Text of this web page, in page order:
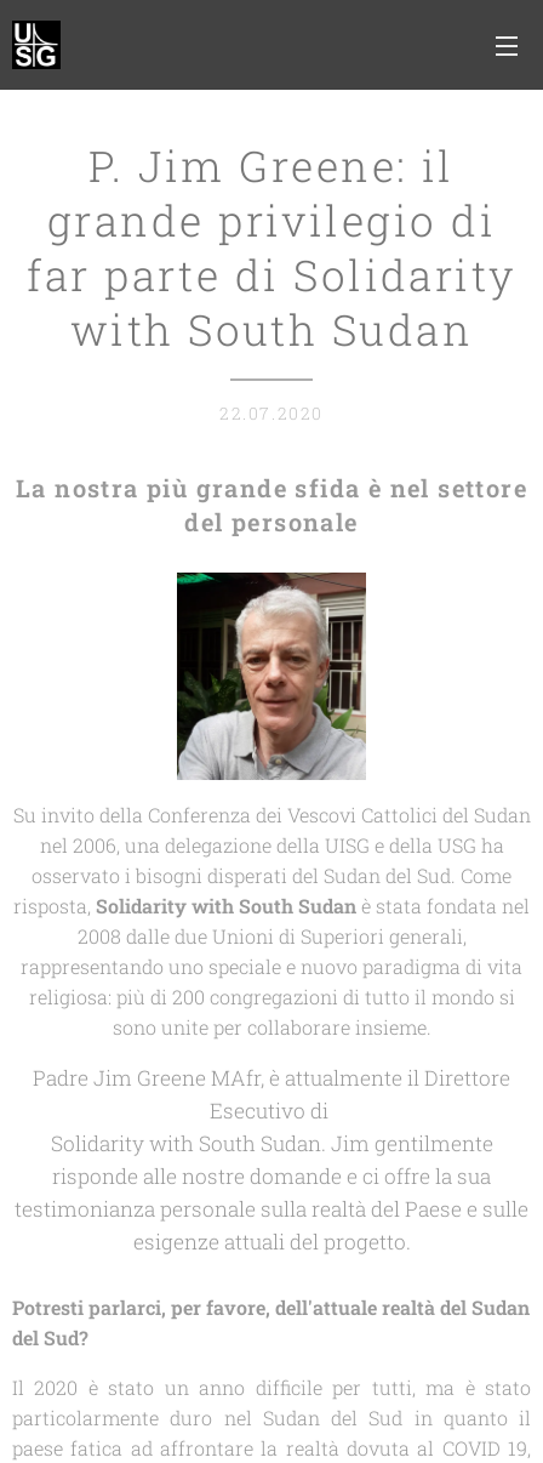
P. Jim Greene: il
grande privilegio di
far parte di Solidarity
with South Sudan
22.07.2020
La nostra più grande sfida è nel settore
del personale
Su invito della Conferenza dei Vescovi Cattolici del Sudan
nel 2006, una delegazione della UISG e della USG ha
osservato i bisogni disperati del Sudan del Sud. Come
risposta, Solidarity with South Sudanè stata fondata nel
2008 dalle due Unioni di Superiori generali,
rappresentando uno speciale e nuovo paradigma di vita
religiosa: più di 200 congregazioni di tutto il mondo si
sono unite per collaborare insieme.
Padre Jim Greene MAfr, è attualmente il Direttore
Esecutivo di
Solidarity with South Sudan. Jim gentilmente
risponde alle nostre domande e ci offre la sua
testimonianza personale sulla realtà del Paese e sulle
esigenze attuali del progetto.
Potresti parlarci, per favore, dell'attuale realtà del Sudan
del Sud?
Il 2020 è stato un anno difficile per tutti, ma è stato
particolarmente duro nel Sudan del Sud in quanto il
paese fatica ad affrontare la realtà dovuta al COVID 19,